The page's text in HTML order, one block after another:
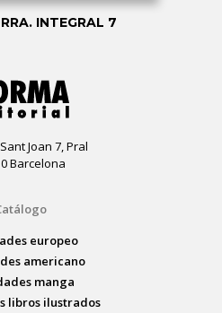
INTEGRAL 7
Joan 7, Pral
Barcelona
europeo
americano
manga
libros ilustrados